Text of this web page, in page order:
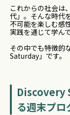
これからの社会は
代」。そんな時代
不可能を楽しむ感
実践を通じて学ん
その中でも特徴的
Saturday」です。
Discovery
る週末プロ